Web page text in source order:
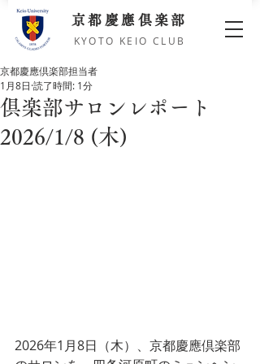
京都慶應倶楽部
KYOTO KEIO CLUB
倶楽部サロンレポート
2026/1/8 (木)
京都慶應倶楽部担当者
1月8日 読了時間: 1分
2026年1月8日（木）、京都慶應倶楽部